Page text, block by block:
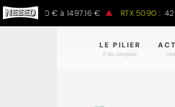
797.00 € à 1497.16 € RTX 5090 : 42
LE PILIER
// du comptoir